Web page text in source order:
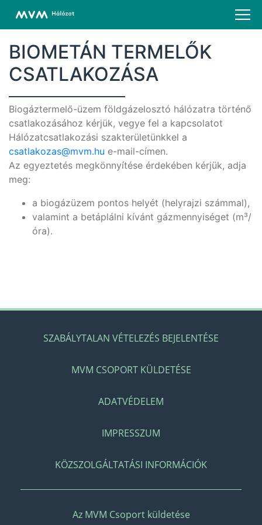
BIOMETÁN TERMELŐK
CSATLAKOZÁSA
Biogáztermelő-üzem földgázelosztó hálózatra történő
csatlakozásához kérjük, vegye fel a kapcsolatot
Hálózatcsatlakozási szakterületünkkel a
csatlakozas@mvm.hu e-mail-címen.
Az egyeztetés megkönnyítése érdekében kérjük, adja
meg:
a biogázüzem pontos helyét (helyrajzi számmal),
valamint a betáplálni kívánt gázmennyiséget (m³/
óra).
SZABÁLYTALAN VÉTELEZÉS BEJELENTÉSE
MVM CSOPORT KÜLDETÉSE
ADATVÉDELEM
IMPRESSZUM
KÖZSZOLGÁLTATÁSI INFORMÁCIÓK
Az MVM Csoport küldetése